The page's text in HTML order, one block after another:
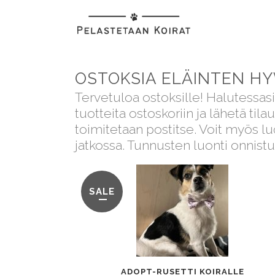
OSTOKSIA ELÄINTEN
Tervetuloa ostoksille!
tuotteita ostoskoriin ja lähetä
toimitetaan postitse. Voit myös
jatkossa. Tunnusten luonti
SALE
ADOPT-RUSETTI KOIRALLE